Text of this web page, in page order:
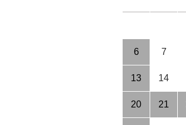
6 7
13 14
20 21